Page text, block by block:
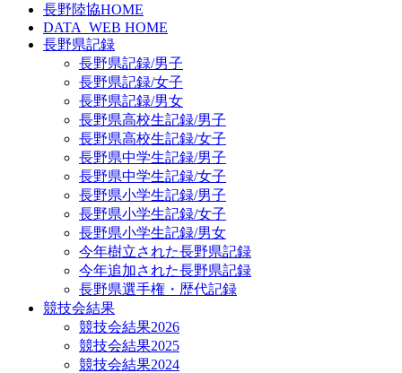
長野陸協HOME
DATA_WEB HOME
長野県記録
長野県記録/男子
長野県記録/女子
長野県記録/男女
長野県高校生記録/男子
長野県高校生記録/女子
長野県中学生記録/男子
長野県中学生記録/女子
長野県小学生記録/男子
長野県小学生記録/女子
長野県小学生記録/男女
今年樹立された長野県記録
今年追加された長野県記録
長野県選手権・歴代記録
競技会結果
競技会結果2026
競技会結果2025
競技会結果2024